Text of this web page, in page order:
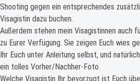
Shooting gegen ein entsprechendes
Visagistin dazu buchen.
Außerdem stehen mein Visagistinnen auch
zu Eurer Verfügung. Sie zeigen Euch wies
Ihr Euch unter Anleitung selbst, und
ein tolles Vorher/Nachher-Foto.
Welche Visagistin Ihr bevorzugt ist Euch